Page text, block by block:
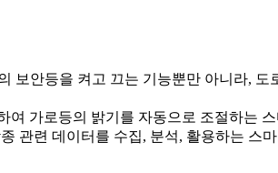
안등을 켜고 끄는 기능뿐만 아니라,
가로등의 밝기를 자동으로 조절하는
관련 데이터를 수집, 분석, 활용하는 스